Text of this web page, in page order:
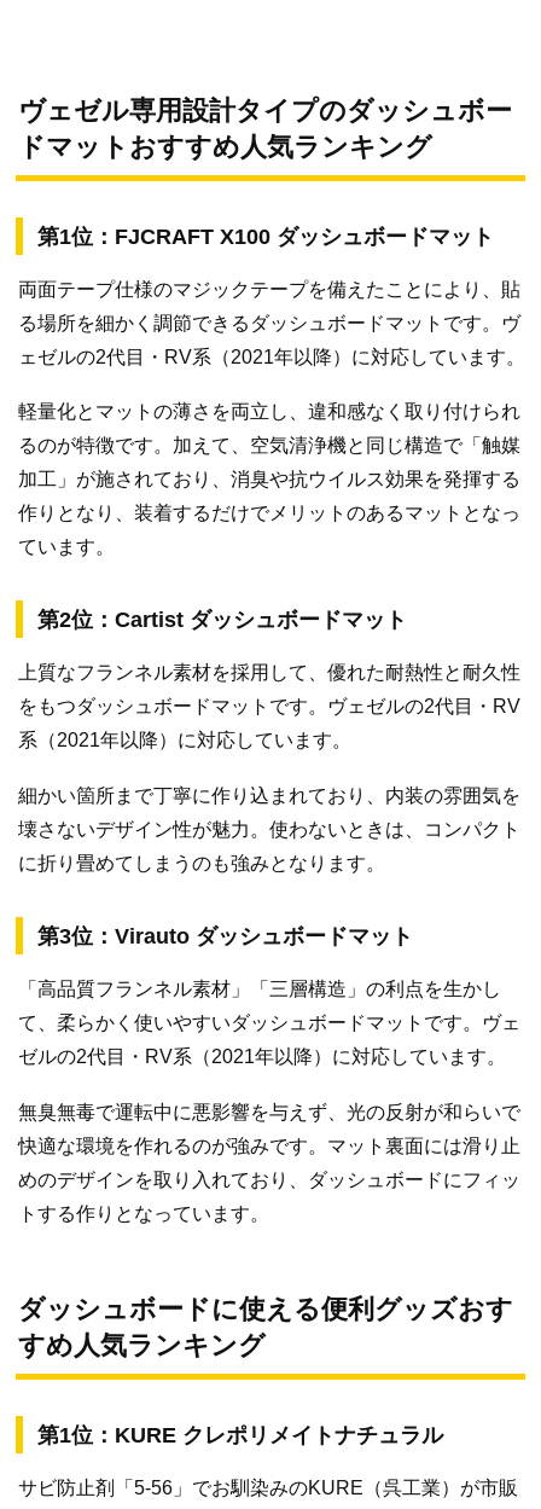
ヴェゼル専用設計タイプのダッシュボー
ドマットおすすめ人気ランキング
第1位：FJCRAFT X100 ダッシュボードマット
両面テープ仕様のマジックテープを備えたことにより、貼
る場所を細かく調節できるダッシュボードマットです。ヴ
ェゼルの2代目・RV系（2021年以降）に対応しています。
軽量化とマットの薄さを両立し、違和感なく取り付けられ
るのが特徴です。加えて、空気清浄機と同じ構造で「触媒
加工」が施されており、消臭や抗ウイルス効果を発揮する
作りとなり、装着するだけでメリットのあるマットとなっ
ています。
第2位：Cartist ダッシュボードマット
上質なフランネル素材を採用して、優れた耐熱性と耐久性
をもつダッシュボードマットです。ヴェゼルの2代目・RV
系（2021年以降）に対応しています。
細かい箇所まで丁寧に作り込まれており、内装の雰囲気を
壊さないデザイン性が魅力。使わないときは、コンパクト
に折り畳めてしまうのも強みとなります。
第3位：Virauto ダッシュボードマット
「高品質フランネル素材」「三層構造」の利点を生かし
て、柔らかく使いやすいダッシュボードマットです。ヴェ
ゼルの2代目・RV系（2021年以降）に対応しています。
無臭無毒で運転中に悪影響を与えず、光の反射が和らいで
快適な環境を作れるのが強みです。マット裏面には滑り止
めのデザインを取り入れており、ダッシュボードにフィッ
トする作りとなっています。
ダッシュボードに使える便利グッズおす
すめ人気ランキング
第1位：KURE クレポリメイトナチュラル
サビ防止剤「5-56」でお馴染みのKURE（呉工業）が市販